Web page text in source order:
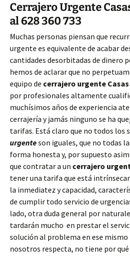
Cerrajero Urgente
al 628 360 733
Muchas personas piensan que
urgente es equivalente de acabar
cantidades desorbitadas de dinero
hemos de aclarar que no
equipo de cerrajero urgente
por profesionales altamente
muchísimos años de experiencia
cerrajería y jamás ninguno se ha
tarifas. Está claro que no todos los
urgenteson iguales, que no todas
forma honesta y, por supuesto
que contratar a un cerrajero
tener una tarifa que está
la inmediatez y capacidad,
de cumplir todo servicio de
lado, otra duda general por
tardarán mucho en prestar el
solución al problema en ese
nosotros respecta, no tiene por